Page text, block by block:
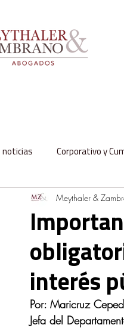
Corporativo y
Impuestos y Aduanas
Regulación y Sector Público
Ponencias y Análisis
interés
Meythaler &
Por: Maricruz
Jefa del